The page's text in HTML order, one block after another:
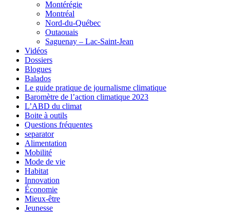
Montérégie
Montréal
Nord-du-Québec
Outaouais
Saguenay – Lac-Saint-Jean
Vidéos
Dossiers
Blogues
Balados
Le guide pratique de journalisme climatique
Baromètre de l’action climatique 2023
L’ABD du climat
Boite à outils
Questions fréquentes
separator
Alimentation
Mobilité
Mode de vie
Habitat
Innovation
Économie
Mieux-être
Jeunesse